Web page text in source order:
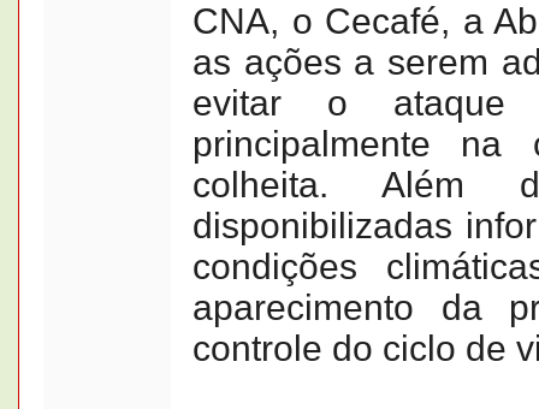
CNA, o Cecafé, a
as ações a serem
evitar o ataque
principalmente na
colheita. Além
disponibilizadas
condições
aparecimento da
controle do ciclo de